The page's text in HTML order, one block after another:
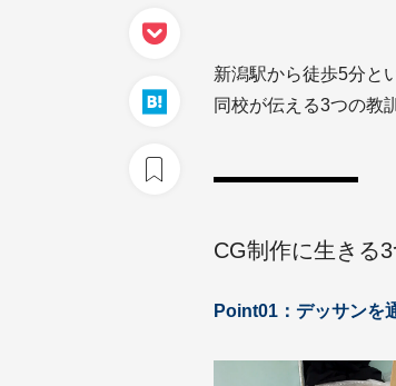
新潟駅から徒歩5分と
同校が伝える3つの教
CG制作に生きる3
Point01：デッサンを